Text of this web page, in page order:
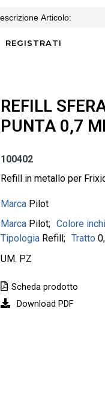
REGISTRATI
REFILL
PUNTA 0,7
100402
Refill in metallo per
Marca Pilot
Marca Pilot
Colore
Tipologia Refill Tratto
UM. PZ
Scheda prodotto
Download PDF